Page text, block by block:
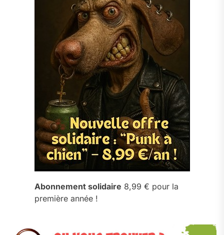
Abonnement solidaire 8,99 € pour la
première année !